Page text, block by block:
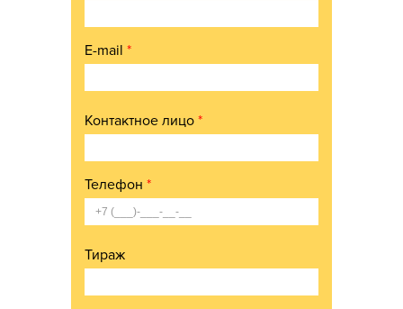
E-mail *
Контактное лицо *
Телефон *
Тираж